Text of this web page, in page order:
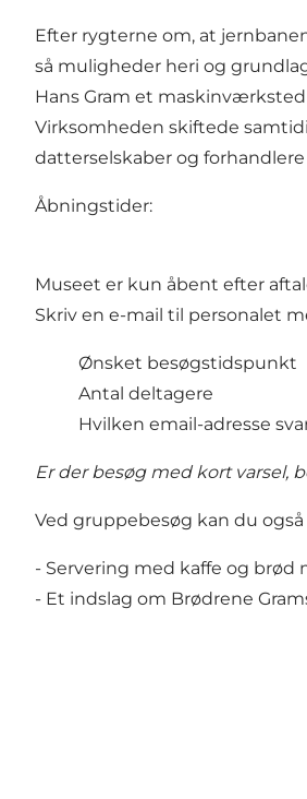
Efter rygterne om, at
så muligheder heri og
Hans Gram et
Virksomheden skiftede
datterselskaber og
Åbningstider:
Museet er kun åbent efter
Skriv en e-mail til personalet
Ønsket besøgstidspunkt
Antal deltagere
Hvilken email-adresse
Er der besøg med kort varsel,
Ved gruppebesøg kan du
- Servering med kaffe og brød
- Et indslag om Brødrene